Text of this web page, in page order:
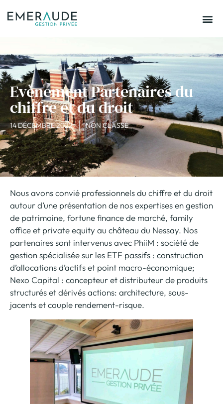
Evènement Partenaires du
chiffre et du droit
14 DÉCEMBRE 2022 NON CLASSÉ
Nous avons convié professionnels du chiffre et du droit
autour d’une présentation de nos expertises en gestion
de patrimoine, fortune finance de marché, family
office et private equity au château du Nessay. Nos
partenaires sont intervenus avec PhiiM : société de
gestion spécialisée sur les ETF passifs : construction
d’allocations d’actifs et point macro-économique;
Nexo Capital : concepteur et distributeur de produits
structurés et dérivés actions: architecture, sous-
jacents et couple rendement-risque.